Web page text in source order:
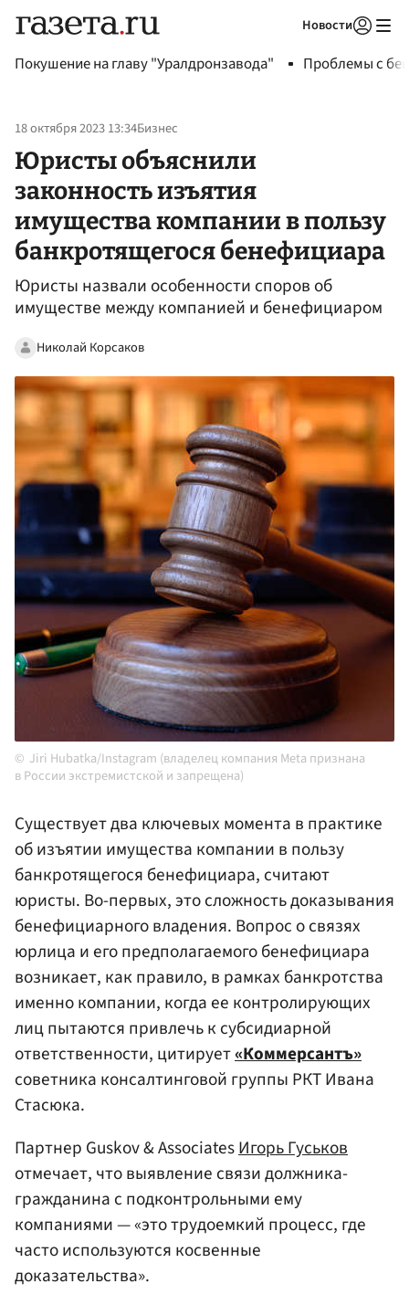
Новости
Покушение на главу "Уралдронзавода" Проблемы с
18 октября 2023 13:34Бизнес
Юристы объяснили
законность изъятия
имущества компании в пользу
банкротящегося бенефициара
Юристы назвали особенности споров об
имуществе между компанией и бенефициаром
Николай Корсаков
Jiri Hubatka/Instagram (владелец компания Meta признана
в России экстремистской и запрещена)
Существует два ключевых момента в практике
об изъятии имущества компании в пользу
банкротящегося бенефициара, считают
юристы. Во-первых, это сложность доказывания
бенефициарного владения. Вопрос о связях
юрлица и его предполагаемого бенефициара
возникает, как правило, в рамках банкротства
именно компании, когда ее контролирующих
лиц пытаются привлечь к субсидиарной
ответственности, цитирует«Коммерсантъ»
советника консалтинговой группы РКТ Ивана
Стасюка.
Партнер Guskov & AssociatesИгорь Гуськов
отмечает, что выявление связи должника-
гражданина с подконтрольными ему
компаниями — «это трудоемкий процесс, где
часто используются косвенные
доказательства».